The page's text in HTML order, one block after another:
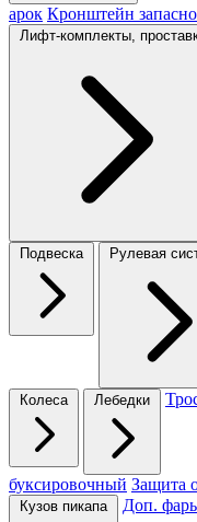
арок Кронштейн
Лифт-комплекты,
Подвеска Рулевая
Колеса Лебедки
буксировочный Защита
Кузов пикапа Доп.